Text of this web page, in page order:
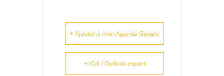
+ Ajouter à mon Agenda Google
+ iCal / Outlook export